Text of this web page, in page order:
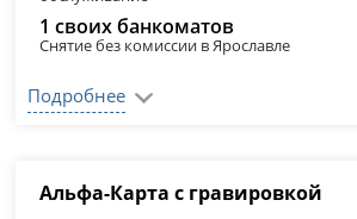
1 своих банкоматов
Снятие без комиссии в Ярославле
Подробнее
Альфа-Карта с гравировкой